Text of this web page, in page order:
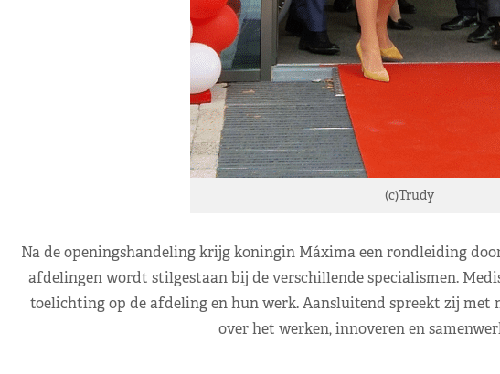
(c)Trudy
Na de openingshandeling krijg koningin Máxima een rondleiding
afdelingen wordt stilgestaan bij de verschillende specialismen.
toelichting op de afdeling en hun werk. Aansluitend spreekt zij met
over het werken, innoveren en